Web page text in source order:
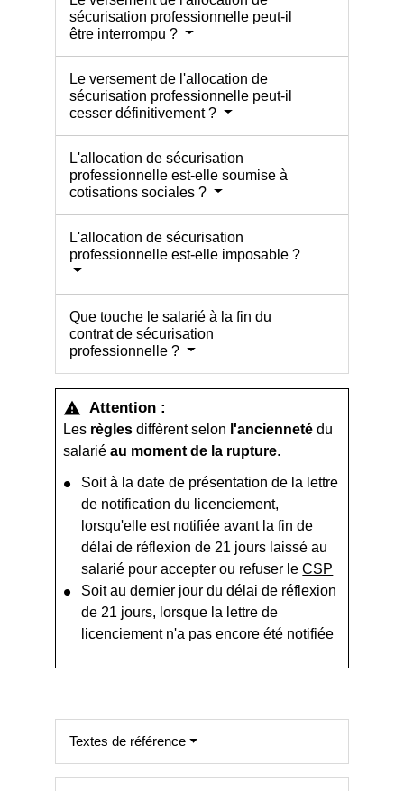
sécurisation professionnelle peut-il
être interrompu ?
Le versement de l'allocation de
sécurisation professionnelle peut-il
cesser définitivement ?
L'allocation de sécurisation
professionnelle est-elle soumise à
cotisations sociales ?
L'allocation de sécurisation
professionnelle est-elle imposable ?
Que touche le salarié à la fin du
contrat de sécurisation
professionnelle ?
warning Attention :
Les règles diffèrent selon l'anciennetédu
salariéau moment de la rupture.
Soit à la date de présentation de la lettre
de notification du licenciement,
lorsqu'elle est notifiée avant la fin de
délai de réflexion de 21 jours laissé au
salarié pour accepter ou refuser leCSP
Soit au dernier jour du délai de réflexion
de 21 jours, lorsque la lettre de
licenciement n'a pas encore été notifiée
Textes de référence